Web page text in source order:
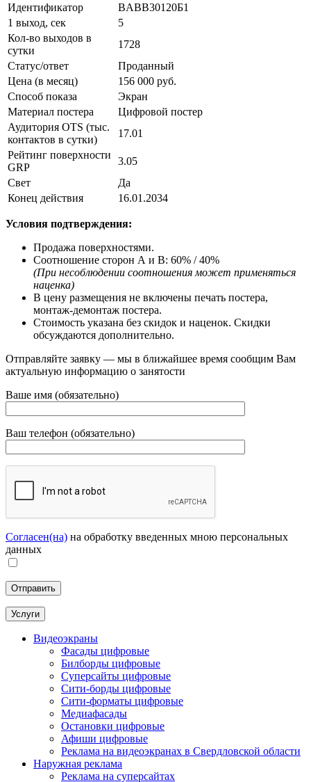
Идентификатор
BABB30120Б1
1 выход, сек
5
Кол-во выходов в
сутки
1728
Статус/ответ
Проданный
Цена (в месяц)
156 000 руб.
Способ показа
Экран
Материал постера
Цифровой постер
Аудитория OTS (тыс.
контактов в сутки)
17.01
Рейтинг поверхности
GRP
3.05
Свет
Да
Конец действия
16.01.2034
Условия подтверждения:
Продажа поверхностями.
Соотношение сторон А и В: 60% / 40%
(При несоблюдении соотношения может применяться
наценка)
В цену размещения не включены печать постера,
монтаж-демонтаж постера.
Стоимость указана без скидок и наценок. Скидки
обсуждаются дополнительно.
Отправляйте заявку — мы в ближайшее время сообщим Вам
актуальную информацию о занятости
Ваше имя (обязательно)
Ваш телефон (обязательно)
Согласен(на) на обработку введенных мною персональных
данных
Услуги
Видеоэкраны
Фасады цифровые
Билборды цифровые
Суперсайты цифровые
Сити-борды цифровые
Сити-форматы цифровые
Медиафасады
Остановки цифровые
Афиши цифровые
Реклама на видеоэкранах в Свердловской области
Наружная реклама
Реклама на суперсайтах